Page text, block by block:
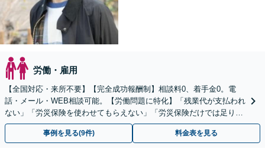
労働・雇用
【全国対応・来所不要】【完全成功報酬制】相談料0、着手金0。電
話・メール・WEB相談可能。【労働問題に特化】「残業代が支払われ
ない」「労災保険を使わせてもらえない」「労災保険だけでは足りな
い。損害賠償請求したい」など労働問題はお任せを。
事例を見る(9件) 料金表を見る